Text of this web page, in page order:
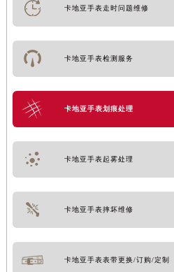
卡地亚手表走时问题维修
卡地亚手表检测服务
卡地亚手表划痕处理
卡地亚手表起雾处理
卡地亚手表摔坏维修
卡地亚手表表带更换/订购/定制